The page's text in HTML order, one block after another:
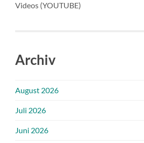
Videos (YOUTUBE)
Archiv
August 2026
Juli 2026
Juni 2026